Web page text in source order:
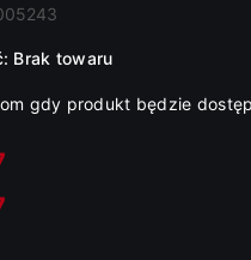
Brak towaru
gdy produkt będzie